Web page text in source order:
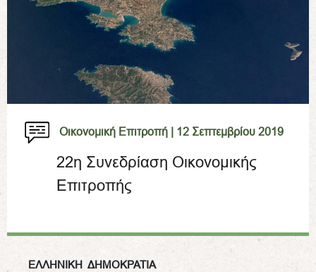
Οικονομική Επιτροπή | 12 Σεπτεμβρίου 2019
22η Συνεδρίαση Οικονομικής
Επιτροπής
ΕΛΛΗΝΙΚΗ ΔΗΜΟΚΡΑΤΙΑ